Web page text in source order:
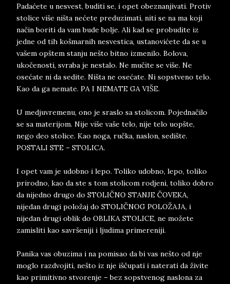
Padaćete u nesvest, buditi se, i opet obeznanjivati. Protiv
stolice više ništa nećete preduzimati, niti se na ma koji
način boriti da vam bude bolje. Ali kad se probudite iz
jedne od tih košmarnih nesvestica, ustanovićete da se u
vašem opštem stanju nešto bitno izmenilo. Bolova,
ukočenosti, svraba je nestalo. Ne mučite se više. Ne
osećate ni da sedite. Ništa ne osećate. Ni sopstveno telo.
Kao da ga nemate. PA I NEMATE GA VIŠE.
U medjuvremenu, ono je sraslo sa stolicom. Pojednačilo
se sa materijom. Nije više vaše telo, nije telo uopšte,
nego deo stolice. Kao noga, ručka, naslon, sedište.
POSTALI STE – STOLICA.
I opet vam je udobno i lepo. Toliko udobno, lepo, toliko
prirodno, kao da ste s tom stolicom rodjeni, toliko dobro
da nijedno drugo do STOLIČNO STANJE ČOVEKA,
nijedan drugi položaj do STOLIČNOG POLOŽAJA, i
nijedan drugi oblik do OBLIKA STOLICE, ne možete
zamisliti kao savršeniji i ljudima primereniji.
Panika vas obuzima i na pomisao da bi vas nešto od nje
moglo razdvojiti, nešto iz nje iščupati i naterati da živite
kao primitivno stvorenje – bez sopstvenog naslona za